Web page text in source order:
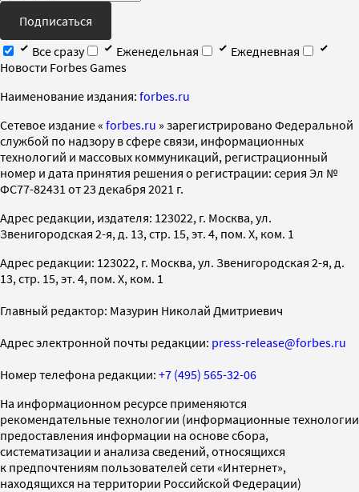
Подписаться
Все сразу
Еженедельная
Ежедневная
Новости Forbes Games
Наименование издания: forbes.ru
Cетевое издание « forbes.ru » зарегистрировано Федеральной
службой по надзору в сфере связи, информационных
технологий и массовых коммуникаций, регистрационный
номер и дата принятия решения о регистрации: серия Эл №
ФС77-82431 от 23 декабря 2021 г.
Адрес редакции, издателя: 123022, г. Москва, ул.
Звенигородская 2-я, д. 13, стр. 15, эт. 4, пом. X, ком. 1
Адрес редакции: 123022, г. Москва, ул. Звенигородская 2-я, д.
13, стр. 15, эт. 4, пом. X, ком. 1
Главный редактор: Мазурин Николай Дмитриевич
Адрес электронной почты редакции: press-release@forbes.ru
Номер телефона редакции: +7 (495) 565-32-06
На информационном ресурсе применяются
рекомендательные технологии (информационные технологии
предоставления информации на основе сбора,
систематизации и анализа сведений, относящихся
к предпочтениям пользователей сети «Интернет»,
находящихся на территории Российской Федерации)